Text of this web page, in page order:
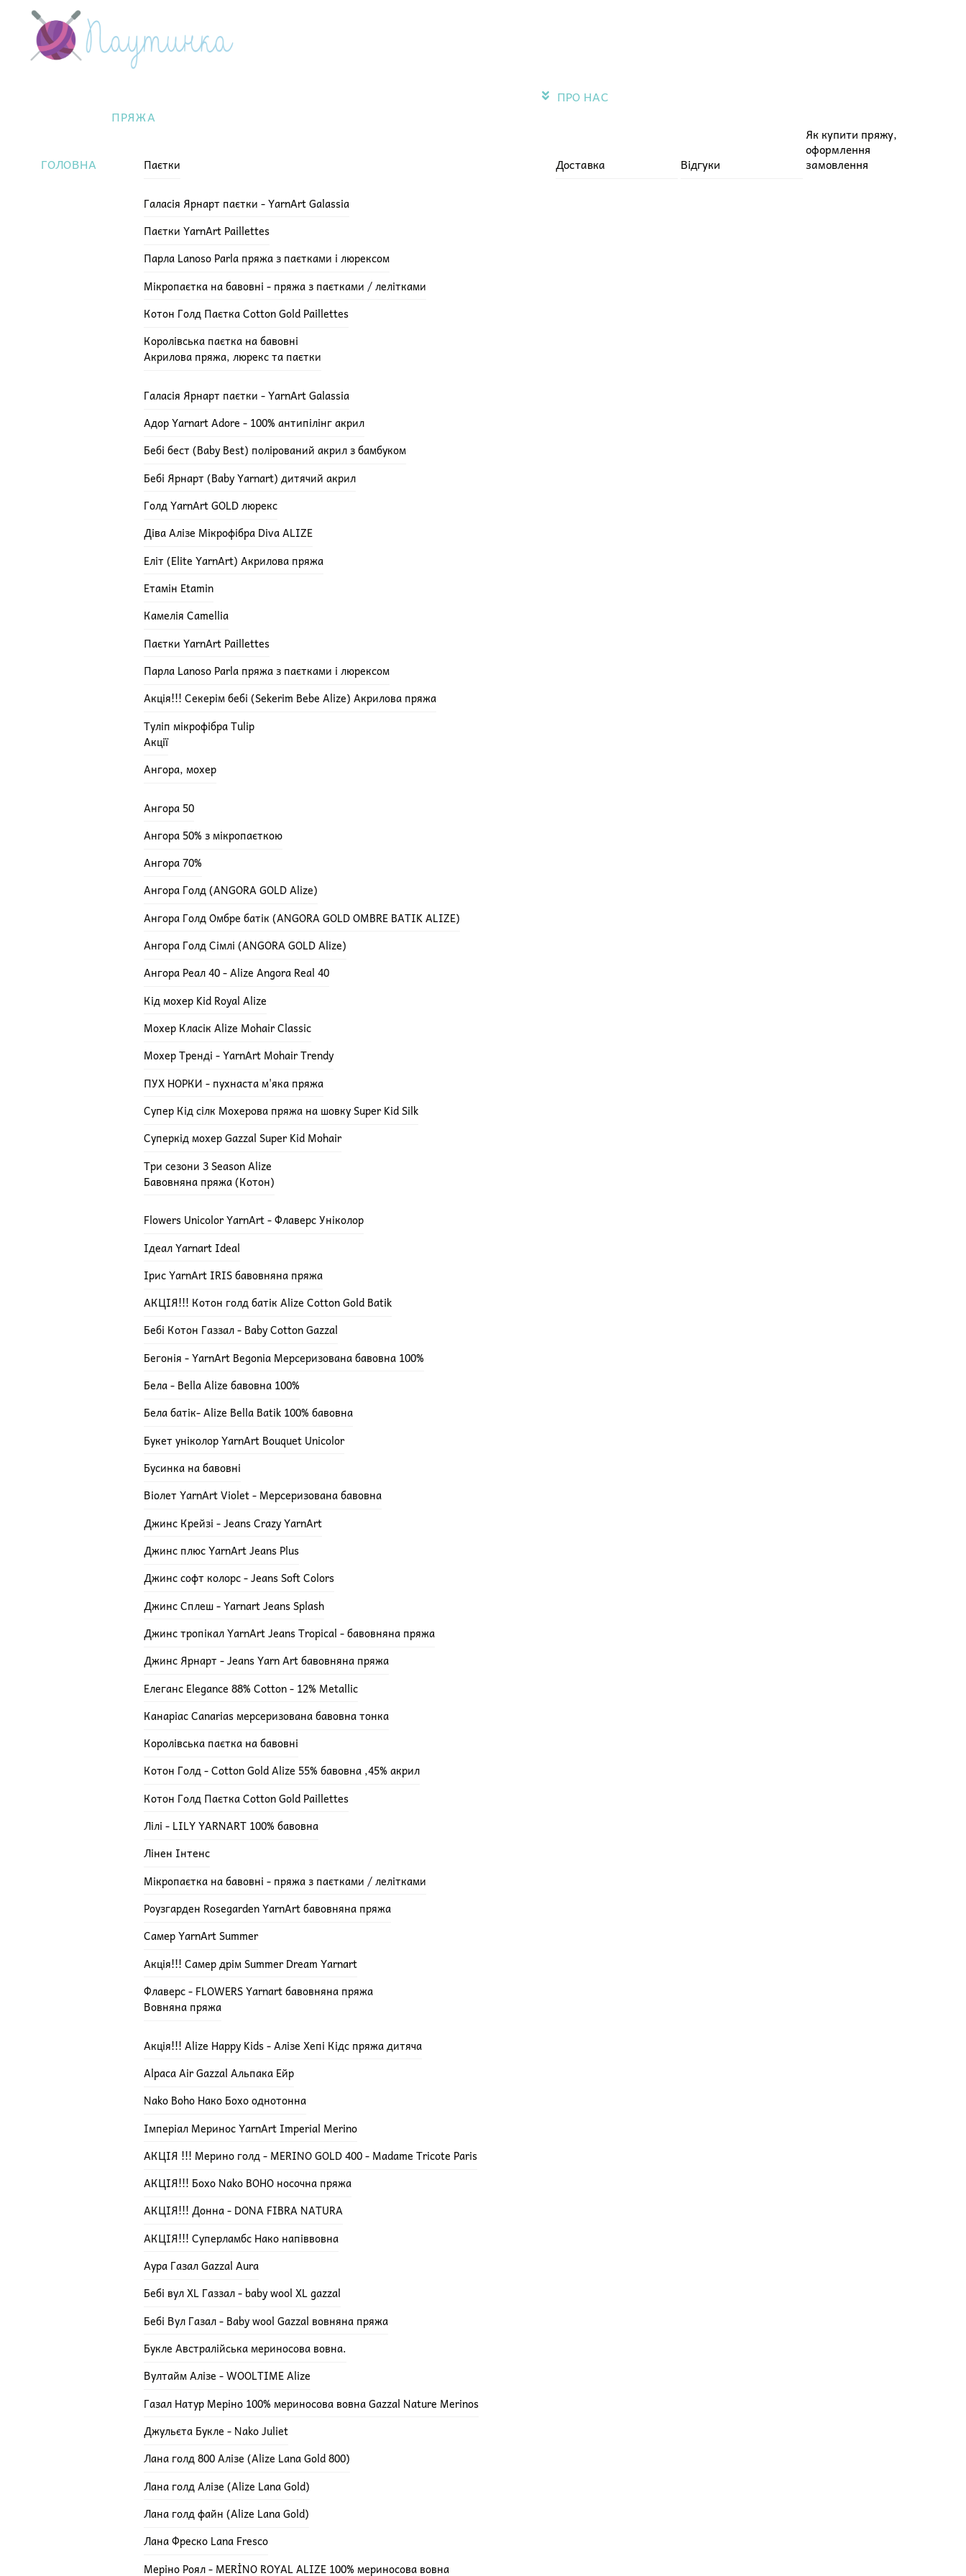
content
Menu
ГОЛОВНА
ПРЯЖА
Паєтки
Галасія Ярнарт паєтки - YarnArt Galassia
Паєтки YarnArt Paillettes
Парла Lanoso Parla пряжа з паєтками і люрексом
Мікропаєтка на бавовні - пряжа з паєтками / лелітками
Котон Голд Паєтка Cotton Gold Paillettes
Королівська паєтка на бавовні
Акрилова пряжа, люрекс та паєтки
Галасія Ярнарт паєтки - YarnArt Galassia
Адор Yarnart Adore - 100% антипілінг акрил
Бебі бест (Baby Best) полірований акрил з бамбуком
Бебі Ярнарт (Baby Yarnart) дитячий акрил
Голд YarnArt GOLD люрекс
Діва Алізе Мікрофібра Diva ALIZE
Еліт (Elite YarnArt) Акрилова пряжа
Етамін Etamin
Камелія Camellia
Паєтки YarnArt Paillettes
Парла Lanoso Parla пряжа з паєтками і люрексом
Акція!!! Секерім бебі (Sekerim Bebe Alize) Акрилова пряжа
Туліп мікрофібра Tulip
Акції
Ангора, мохер
Ангора 50
Ангора 50% з мікропаєткою
Ангора 70%
Ангора Голд (ANGORA GOLD Alize)
Ангора Голд Омбре батік (ANGORA GOLD OMBRE BATIK ALIZE)
Ангора Голд Сімлі (ANGORA GOLD Alize)
Ангора Реал 40 - Alize Angora Real 40
Кід мохер Kid Royal Alize
Мохер Класік Alize Mohair Classic
Мохер Тренді - YarnArt Mohair Trendy
ПУХ НОРКИ - пухнаста м'яка пряжа
Супер Кід сілк Мохерова пряжа на шовку Super Kid Silk
Суперкід мохер Gazzal Super Kid Mohair
Три сезони 3 Season Alize
Бавовняна пряжа (Котон)
Flowers Unicolor YarnArt - Флаверс Уніколор
Ідеал Yarnart Ideal
Ірис YarnArt IRIS бавовняна пряжа
АКЦІЯ!!! Котон голд батік Alize Cotton Gold Batik
Бебі Котон Газзал - Baby Cotton Gazzal
Бегонія - YarnArt Begonia Мерсеризована бавовна 100%
Бела - Bella Alize бавовна 100%
Бела батік- Alize Bella Batik 100% бавовна
Букет уніколор YarnArt Bouquet Unicolor
Бусинка на бавовні
Віолет YarnArt Violet - Мерсеризована бавовна
Джинс Крейзі - Jeans Crazy YarnArt
Джинс плюс YarnArt Jeans Plus
Джинс софт колорс - Jeans Soft Colors
Джинс Сплеш - Yarnart Jeans Splash
Джинс тропікал YarnArt Jeans Tropical - бавовняна пряжа
Джинс Ярнарт - Jeans Yarn Art бавовняна пряжа
Елеганс Elegance 88% Cotton - 12% Metallic
Канаріас Canarias мерсеризована бавовна тонка
Королівська паєтка на бавовні
Котон Голд - Cotton Gold Alize 55% бавовна ,45% акрил
Котон Голд Паєтка Cotton Gold Paillettes
Лілі - LILY YARNART 100% бавовна
Лінен Інтенс
Мікропаєтка на бавовні - пряжа з паєтками / лелітками
Роузгарден Rosegarden YarnArt бавовняна пряжа
Самер YarnArt Summer
Акція!!! Самер дрім Summer Dream Yarnart
Флаверс - FLOWERS Yarnart бавовняна пряжа
Вовняна пряжа
Акція!!! Alize Happy Kids - Алізе Хепі Кідс пряжа дитяча
Alpaca Air Gazzal Альпака Ейр
Nako Boho Нако Бохо однотонна
Імперіал Меринос YarnArt Imperial Merino
АКЦІЯ !!! Мерино голд - MERINO GOLD 400 - Madame Tricote Paris
АКЦІЯ!!! Бохо Nako BOHO носочна пряжа
АКЦІЯ!!! Донна - DONA FIBRA NATURA
АКЦІЯ!!! Суперламбс Нако напіввовна
Аура Газал Gazzal Aura
Бебі вул XL Газзал - baby wool XL gazzal
Бебі Вул Газал - Baby wool Gazzal вовняна пряжа
Букле Австралійська мериносова вовна.
Вултайм Алізе - WOOLTIME Alize
Газал Натур Меріно 100% мериносова вовна Gazzal Nature Merinos
Джульєта Букле - Nako Juliet
Лана голд 800 Алізе (Alize Lana Gold 800)
Лана голд Алізе (Alize Lana Gold)
Лана голд файн (Alize Lana Gold)
Лана Фреско Lana Fresco
Меріно Роял - MERİNO ROYAL ALIZE 100% мериносова вовна
ПРО НАС
Доставка Відгуки
Як купити пряжу,
оформлення
замовлення